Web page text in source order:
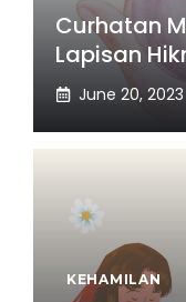
Curhatan
Lapisan
June 20, 2023
KEHAMILAN